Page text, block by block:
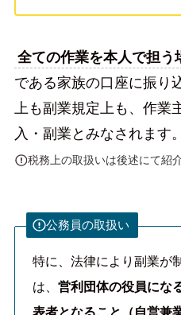
全ての作業を本人で担う
である家族の口座に振り
上も副業規定上も、作業
入・副業とみなされます。
税務上の取扱いは後述にて紹
公務員の取扱い
特に、法律により副業が
は、営利団体の役員にな
表者となること（自営兼業